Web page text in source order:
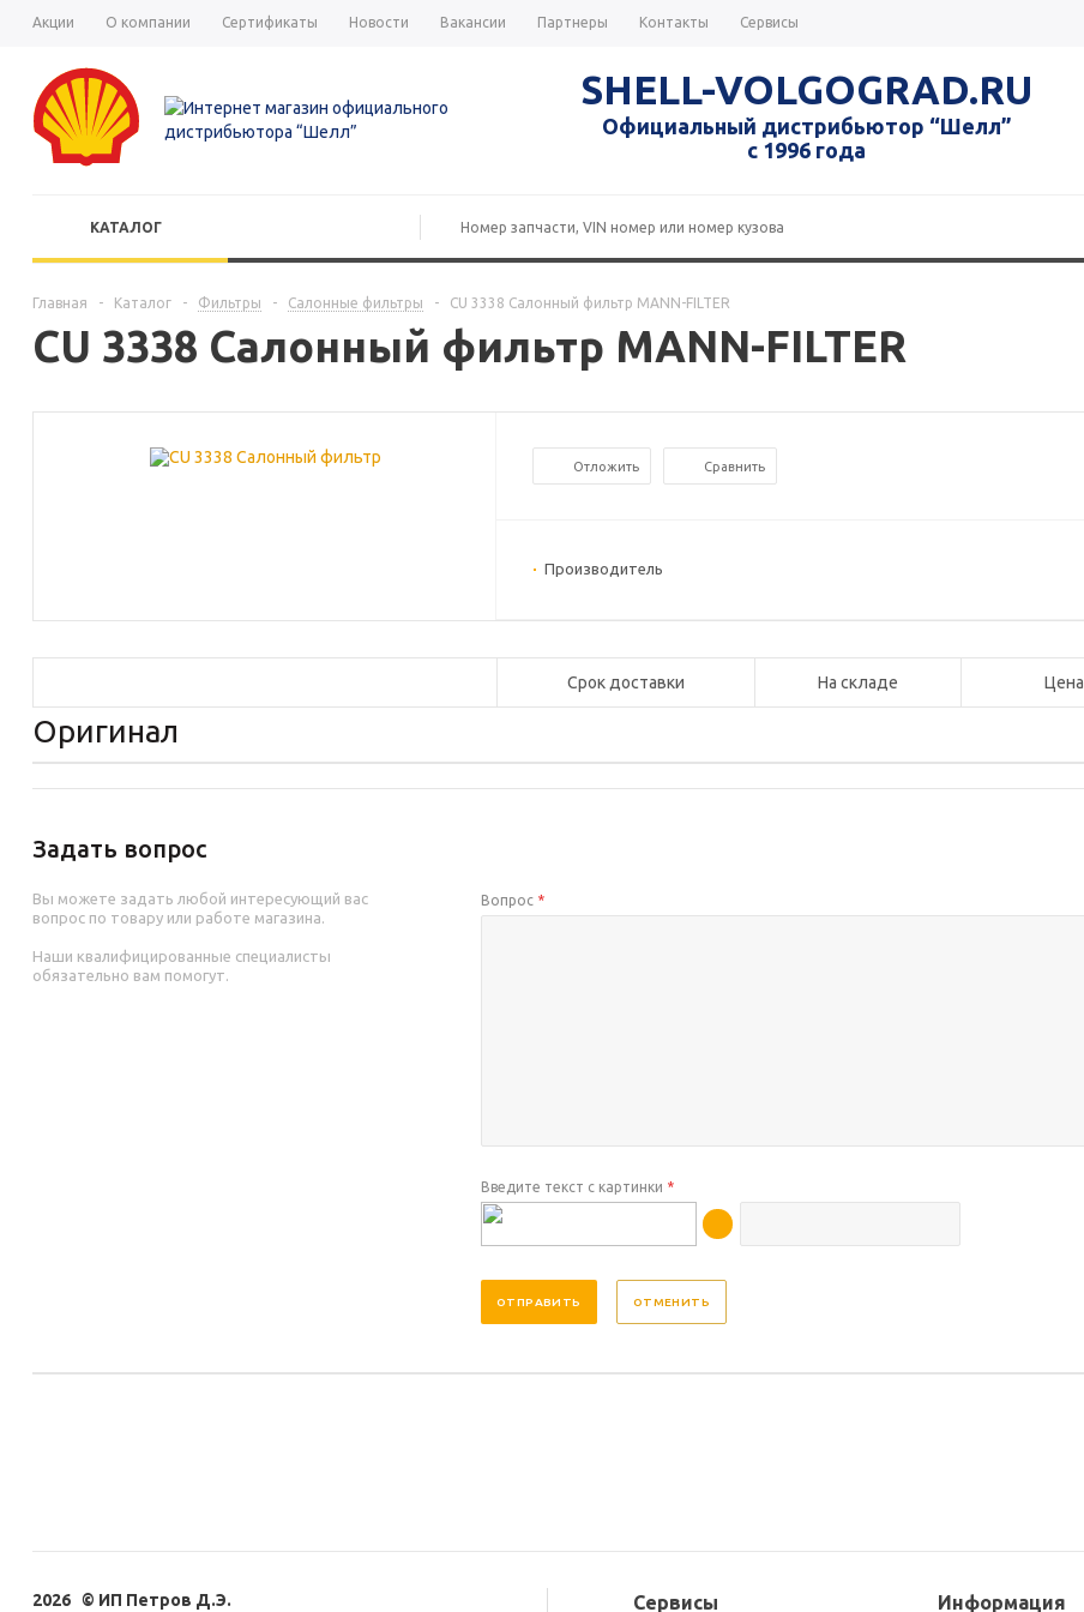
Акции О компании Сертификаты Новости Вакансии Партнеры Контакты Сервисы
SHELL-VOLGOGRAD.RU
Официальный дистрибьютор “Шелл”
с 1996 года
КАТАЛОГ
Главная - Каталог - Фильтры - Салонные фильтры - CU 3338 Салонный фильтр MANN-FILTER
CU 3338 Салонный фильтр MANN-FILTER
Отложить Сравнить
Производитель
Срок доставки На складе Цена
Оригинал
Задать вопрос
Вы можете задать любой интересующий вас
вопрос по товару или работе магазина.
Наши квалифицированные специалисты
обязательно вам помогут.
Вопрос *
Введите текст с картинки *
ОТМЕНИТЬ
2026 © ИП Петров Д.Э. Сервисы Информация